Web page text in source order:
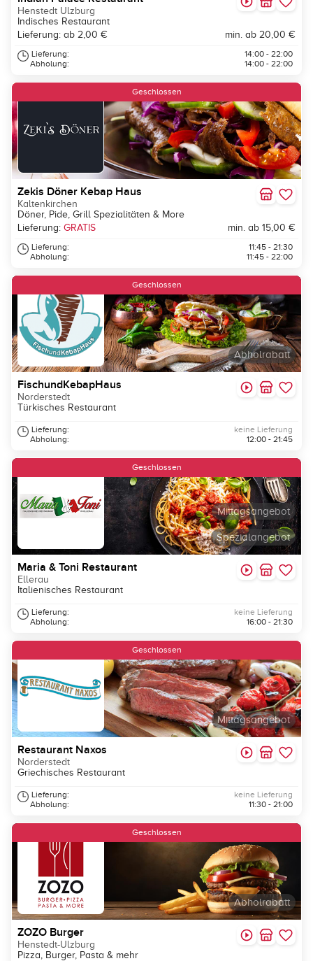
Henstedt Ulzburg
Indisches Restaurant
Lieferung: ab 2,00 €
min. ab 20,00 €
Lieferung:
Abholung:
14:00 - 22:00
14:00 - 22:00
Geschlossen
Zekis Döner Kebap Haus
Kaltenkirchen
Döner, Pide, Grill Spezialitäten & More
Lieferung: GRATIS min. ab 15,00 €
Lieferung:
Abholung:
11:45 - 21:30
11:45 - 22:00
Abholrabatt
Geschlossen
FischundKebapHaus
Norderstedt
Türkisches Restaurant
Lieferung:
Abholung:
keine Lieferung
12:00 - 21:45
Spezialangebot
Mittagsangebot
Geschlossen
Maria & Toni Restaurant
Ellerau
Italienisches Restaurant
Lieferung:
Abholung:
keine Lieferung
16:00 - 21:30
Mittagsangebot
Geschlossen
Restaurant Naxos
Norderstedt
Griechisches Restaurant
Lieferung:
Abholung:
keine Lieferung
11:30 - 21:00
Abholrabatt
Geschlossen
ZOZO Burger
Henstedt-Ulzburg
Pizza, Burger, Pasta & mehr